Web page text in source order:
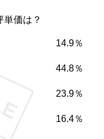
価は？
14.9％
44.8％
23.9％
16.4％